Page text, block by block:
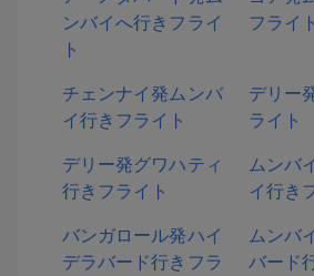
ンバイへ行きフライ
ト
フライト
チェンナイ発ムンバ
イ行きフライト
デリー
ライト
デリー発グワハティ
行きフライト
ムンバ
イ行き
バンガロール発ハイ
デラバード行きフラ
ムンバ
バード